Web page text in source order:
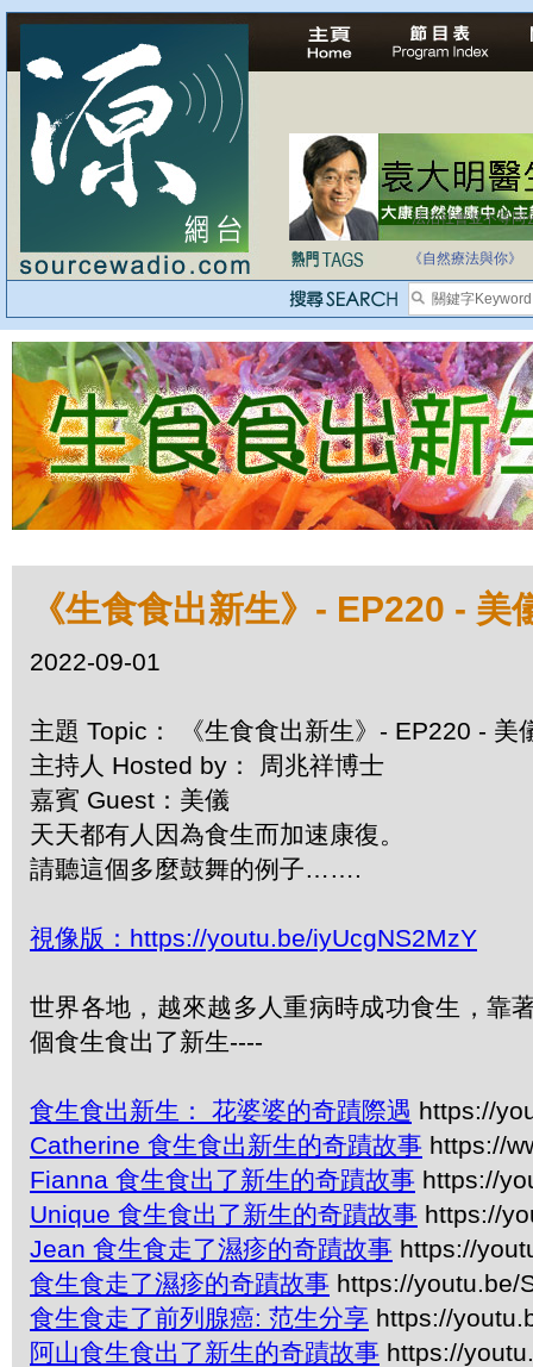
法治社會並不等同
自家教育合法化-
《自然療法與你》
《生食食出新生》- EP220 -
2022-09-01
主題 Topic： 《生食食出新生》- EP220 - 美
主持人 Hosted by： 周兆祥博士
嘉賓 Guest：美儀
天天都有人因為食生而加速康復。
請聽這個多麼鼓舞的例子…….
視像版：https://youtu.be/iyUcgNS2MzY
世界各地，越來越多人重病時成功食生，靠
個食生食出了新生----
食生食出新生： 花婆婆的奇蹟際遇 https://
Catherine 食生食出新生的奇蹟故事 https://
Fianna 食生食出了新生的奇蹟故事 https://
Unique 食生食出了新生的奇蹟故事 https://
Jean 食生食走了濕疹的奇蹟故事 https://
食生食走了濕疹的奇蹟故事 https://youtu.be/
食生食走了前列腺癌: 范生分享 https://
阿山食生食出了新生的奇蹟故事 https://